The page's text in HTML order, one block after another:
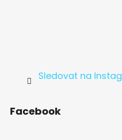
Sledovat na
Facebook